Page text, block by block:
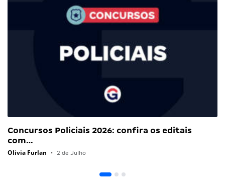
Concursos Policiais 2026: confira os editais
com…
Olivia Furlan • 2 de Julho